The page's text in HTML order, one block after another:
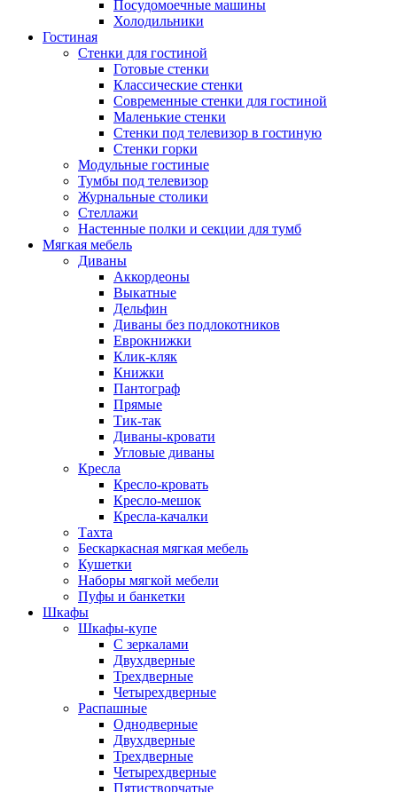
Посудомоечные машины
Холодильники
Гостиная
Стенки для гостиной
Готовые стенки
Классические стенки
Современные стенки для гостиной
Маленькие стенки
Стенки под телевизор в гостиную
Стенки горки
Модульные гостиные
Тумбы под телевизор
Журнальные столики
Стеллажи
Настенные полки и секции для тумб
Мягкая мебель
Диваны
Аккордеоны
Выкатные
Дельфин
Диваны без подлокотников
Еврокнижки
Клик-кляк
Книжки
Пантограф
Прямые
Тик-так
Диваны-кровати
Угловые диваны
Кресла
Кресло-кровать
Кресло-мешок
Кресла-качалки
Тахта
Бескаркасная мягкая мебель
Кушетки
Наборы мягкой мебели
Пуфы и банкетки
Шкафы
Шкафы-купе
С зеркалами
Двухдверные
Трехдверные
Четырехдверные
Распашные
Однодверные
Двухдверные
Трехдверные
Четырехдверные
Пятистворчатые